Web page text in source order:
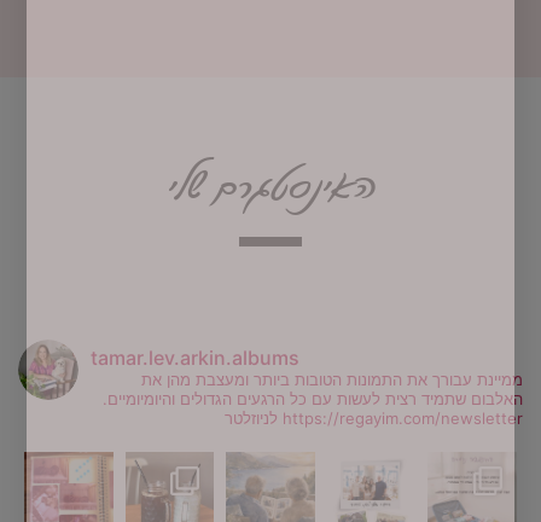
האינסטגרם שלי
tamar.lev.arkin.albums
ממיינת עבורך את התמונות הטובות ביותר ומעצבת מהן את
האלבום שתמיד רצית לעשות עם כל הרגעים הגדולים והיומיומיים.
https://regayim.com/newsletter לניוזלטר
היום מציינים את יום הידידות